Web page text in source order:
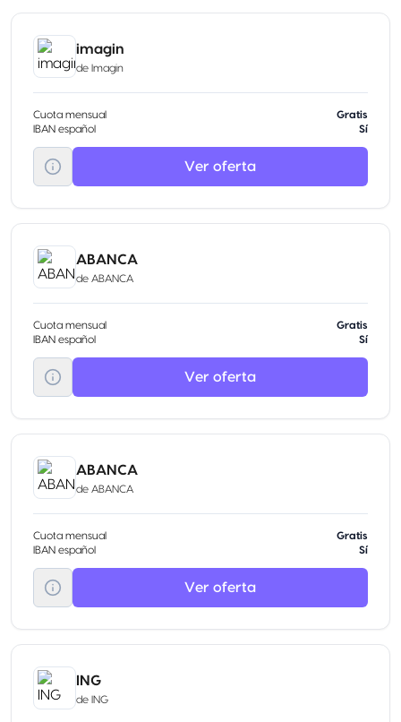
imagin
de Imagin
Cuota mensual
Gratis
IBAN español
Sí
Ver oferta
ABANCA
de ABANCA
Cuota mensual
Gratis
IBAN español
Sí
Ver oferta
ABANCA
de ABANCA
Cuota mensual
Gratis
IBAN español
Sí
Ver oferta
ING
de ING